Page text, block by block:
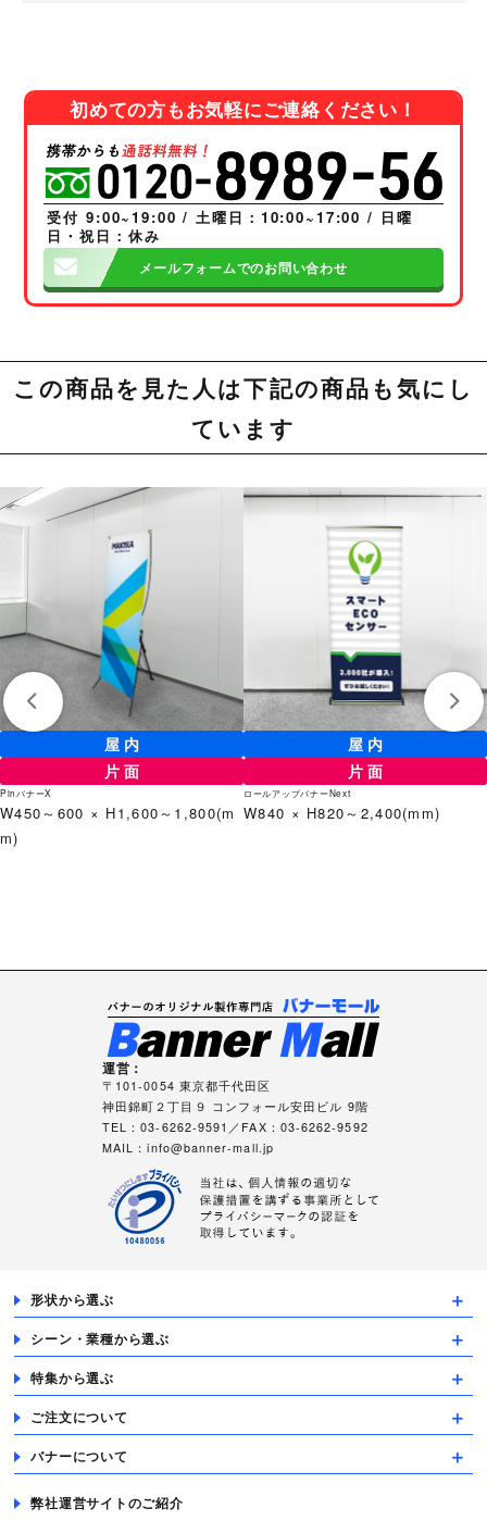
初めての方もお気軽にご連絡ください！
メールフォームでのお問い合わせ
受付 9:00~19:00 / 土曜日：10:00~17:00 / 日曜
日・祝日：休み
この商品を見た人は下記の商品も気にし
ています
屋内
片面
PinバナーX
W450～600 × H1,600～1,800(m
m)
屋内
片面
ロールアップバナーNext
W840 × H820～2,400(mm)
運営：
〒101-0054 東京都千代田区
神田錦町２丁目９ コンフォール安田ビル 9階
TEL：03-6262-9591／FAX：03-6262-9592
MAIL：info@banner-mall.jp
形状から選ぶ
シーン・業種から選ぶ
特集から選ぶ
ご注文について
バナーについて
弊社運営サイトのご紹介